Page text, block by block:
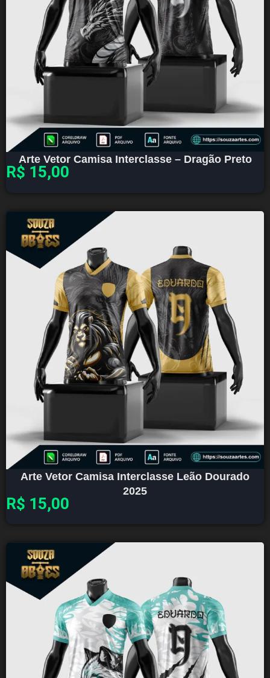
Arte Vetor Camisa Interclasse – Dragão Preto
R$ 15,00
Arte Vetor Camisa Interclasse Leão Dourado
2025
R$ 15,00